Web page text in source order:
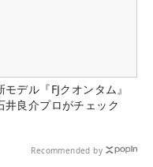
モデル『FJクオンタム』
井良介プロがチェック
Recommended by